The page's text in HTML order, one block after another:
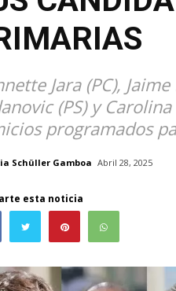
Jara (PC),
(PS) y
programados
Schüller Gamboa Abril 28, 2025
esta noticia